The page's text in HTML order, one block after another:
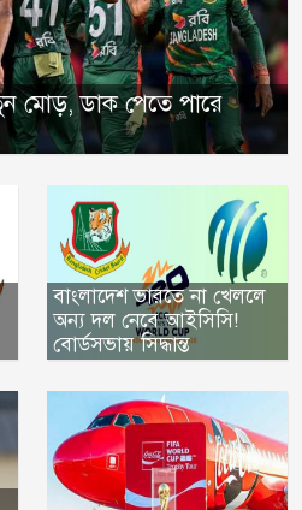
মোড়, ডাক পেতে পারে
বাংলাদেশ ভারতে না খেললে
অন্য দল নেবে আইসিসি!
বোর্ডসভায় সিদ্ধান্ত